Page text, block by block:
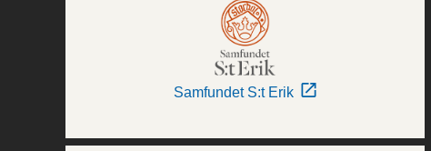
Samfundet S:t Erik